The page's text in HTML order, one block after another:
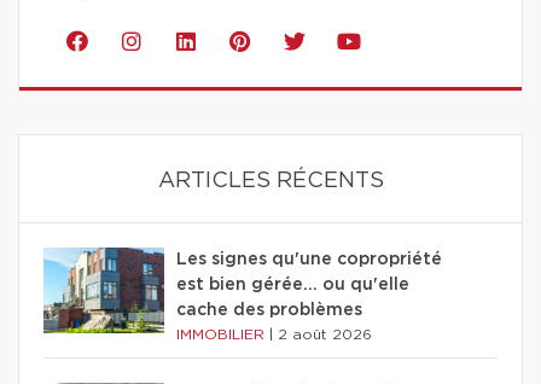
ARTICLES RÉCENTS
Les signes qu'une copropriété
est bien gérée… ou qu'elle
cache des problèmes
IMMOBILIER 2 août 2026